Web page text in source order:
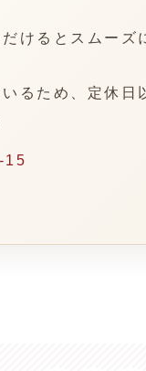
けるとスムーズ
るため、定休日
15